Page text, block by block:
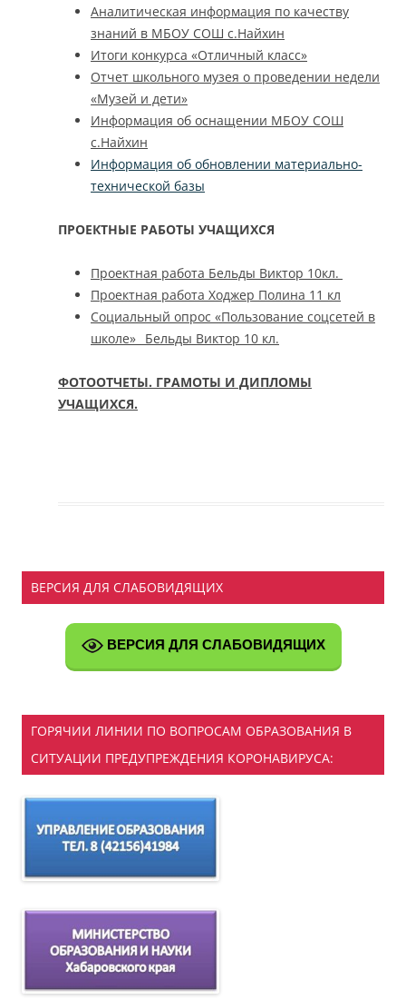
Аналитическая информация по качеству
знаний в МБОУ СОШ с.Найхин
Итоги конкурса «Отличный класс»
Отчет школьного музея о проведении недели
«Музей и дети»
Информация об оснащении МБОУ СОШ
с.Найхин
Информация об обновлении материально-
технической базы
ПРОЕКТНЫЕ РАБОТЫ УЧАЩИХСЯ
Проектная работа Бельды Виктор 10кл.
Проектная работа Ходжер Полина 11 кл
Социальный опрос «Пользование соцсетей в
школе»_ Бельды Виктор 10 кл.
ФОТООТЧЕТЫ. ГРАМОТЫ И ДИПЛОМЫ
УЧАЩИХСЯ.
ВЕРСИЯ ДЛЯ СЛАБОВИДЯЩИХ
ВЕРСИЯ ДЛЯ СЛАБОВИДЯЩИХ
ГОРЯЧИИ ЛИНИИ ПО ВОПРОСАМ ОБРАЗОВАНИЯ В
СИТУАЦИИ ПРЕДУПРЕЖДЕНИЯ КОРОНАВИРУСА: